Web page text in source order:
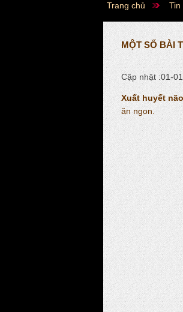
Trang chủ Tin
MỘT SỐ BÀI
Cập nhật :01-
Xuất huyết não
ăn ngon.